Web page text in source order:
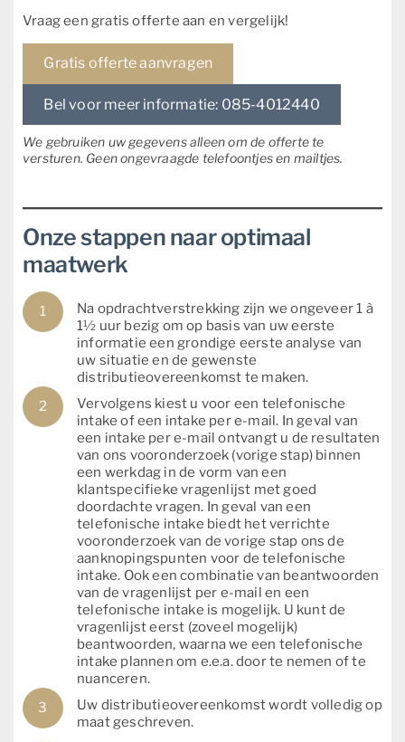
Vraag een gratis offerte aan en vergelijk!
Gratis offerte aanvragen
Bel voor meer informatie: 085-4012440
We gebruiken uw gegevens alleen om de offerte te
versturen. Geen ongevraagde telefoontjes en mailtjes.
Onze stappen naar optimaal
maatwerk
Na opdrachtverstrekking zijn we ongeveer 1 à
1½ uur bezig om op basis van uw eerste
informatie een grondige eerste analyse van
uw situatie en de gewenste
distributieovereenkomst te maken.
Vervolgens kiest u voor een telefonische
intake of een intake per e-mail. In geval van
een intake per e-mail ontvangt u de resultaten
van ons vooronderzoek (vorige stap) binnen
een werkdag in de vorm van een
klantspecifieke vragenlijst met goed
doordachte vragen. In geval van een
telefonische intake biedt het verrichte
vooronderzoek van de vorige stap ons de
aanknopingspunten voor de telefonische
intake. Ook een combinatie van beantwoorden
van de vragenlijst per e-mail en een
telefonische intake is mogelijk. U kunt de
vragenlijst eerst (zoveel mogelijk)
beantwoorden, waarna we een telefonische
intake plannen om e.e.a. door te nemen of te
nuanceren.
Uw distributieovereenkomst wordt volledig op
maat geschreven.